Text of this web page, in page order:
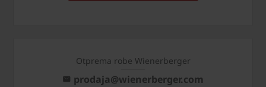
Otprema robe Wienerberger
prodaja@wienerberger.com